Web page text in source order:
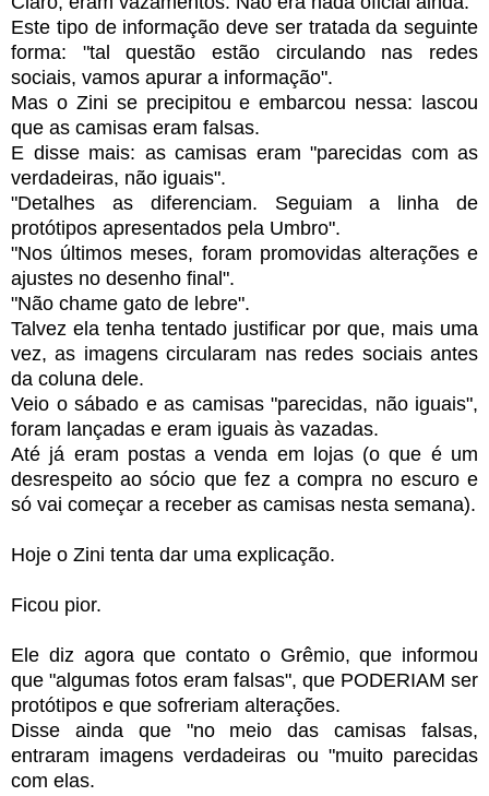
Este tipo de informação deve ser tratada da seguinte
forma: "tal questão estão circulando nas redes
sociais, vamos apurar a informação".
Mas o Zini se precipitou e embarcou nessa: lascou
que as camisas eram falsas.
E disse mais: as camisas eram "parecidas com as
verdadeiras, não iguais".
"Detalhes as diferenciam. Seguiam a linha de
protótipos apresentados pela Umbro".
"Nos últimos meses, foram promovidas alterações e
ajustes no desenho final".
"Não chame gato de lebre".
Talvez ela tenha tentado justificar por que, mais uma
vez, as imagens circularam nas redes sociais antes
da coluna dele.
Veio o sábado e as camisas "parecidas, não iguais",
foram lançadas e eram iguais às vazadas.
Até já eram postas a venda em lojas (o que é um
desrespeito ao sócio que fez a compra no escuro e
só vai começar a receber as camisas nesta semana).
Hoje o Zini tenta dar uma explicação.
Ficou pior.
Ele diz agora que contato o Grêmio, que informou
que "algumas fotos eram falsas", que PODERIAM ser
protótipos e que sofreriam alterações.
Disse ainda que "no meio das camisas falsas,
entraram imagens verdadeiras ou "muito parecidas
com elas.